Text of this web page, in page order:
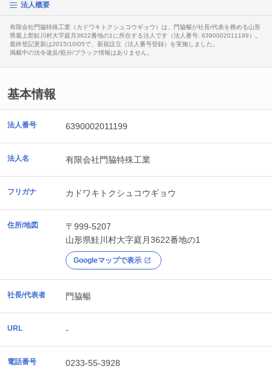
法人概要
有限会社門脇特殊工業（カドワキトクシュコウギョウ）は、門脇暢が社長/代表を務める山形
県最上郡鮭川村大字庭月3622番地の1に所在する法人です（法人番号: 6390002011199）。
最終登記更新は2015/10/05で、新規設立（法人番号登録）を実施しました。
掲載中の法令違反/処分/ブラック情報はありません。
基本情報
法人番号 6390002011199
法人名 有限会社門脇特殊工業
フリガナ カドワキトクシュコウギョウ
住所/地図
〒999-5207
山形県鮭川村大字庭月3622番地の1
Googleマップで表示
社長/代表者 門脇暢
URL -
電話番号 0233-55-3928